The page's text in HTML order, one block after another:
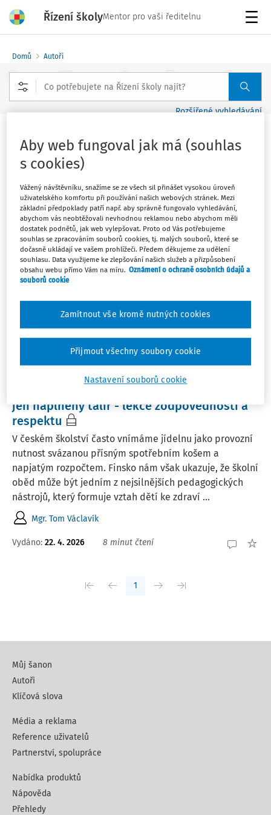
Řízení školyMentor pro vaši ředitelnu
Domů Autoři
Rozšířené vyhledávání
Mgr. Tom Václavík
Sledovat autora
ředitel, odborný garant programu Skutečně zdravá
škola,www.skutecnezdravaskola.cz
Filtr
Počet vyhledaných dokumentů:1
Řadit podle:
jen naplněný talíř - lekce zodpovědnosti a
respektu
V českém školství často vnímáme jídelnu jako provozní
nutnost svázanou přísným spotřebním košem a
napjatým rozpočtem. Finsko nám však ukazuje, že školní
oběd může být jedním z nejsilnějších pedagogických
nástrojů, který formuje vztah dětí ke zdraví ...
Mgr. Tom Václavík
Vydáno: 22. 4. 2026 8 minut čtení
1
Můj šanon
Autoři
Klíčová slova
Média a reklama
Reference uživatelů
Partnerství, spolupráce
Nabídka produktů
Nápověda
Přehledy
Aby web fungoval jak má (souhlas
s cookies)
Vážený návštěvníku, snažíme se ze všech sil přinášet vysokou úroveň
uživatelského komfortu při používání našich webových stránek. Mezi
základní předpoklady patří např. aby správně fungovalo vyhledávání,
abychom vás neobtěžovali nevhodnou reklamou nebo abychom měli
dostatek podnětů, jak web vylepšovat. Proto od Vás potřebujeme
souhlas se zpracováním souborů cookies, tj. malých souborů, které se
dočasně ukládají ve vašem prohlížeči. Předem děkujeme za udělení
souhlasu. Data využijeme ke zlepšování našich služeb a přizpůsobení
obsahu webu přímo Vám na míru. Oznámení o ochraně osobních údajů a
souborů cookie
Nastavení souborů cookie
Zamítnout vše kromě nutných cookies
Přijmout všechny soubory cookie